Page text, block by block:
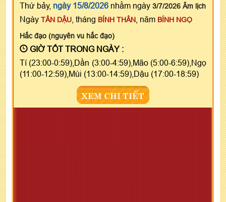
Thứ bảy, ngày 15/8/2026 nhằm ngày 3/7/2026 Âm lịch
Ngày TÂN DẬU , tháng BÍNH THÂN , năm BÍNH NGỌ
Hắc đạo (nguyên vu hắc đạo)
GIỜ TỐT TRONG NGÀY :
Tí (23:00-0:59),Dần (3:00-4:59),Mão (5:00-6:59),Ngọ
(11:00-12:59),Mùi (13:00-14:59),Dậu (17:00-18:59)
XEM CHI TIẾT